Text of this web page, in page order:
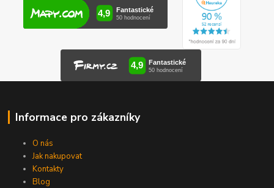
Informace pro zákazníky
O nás
Jak nakupovat
Kontakty
Blog